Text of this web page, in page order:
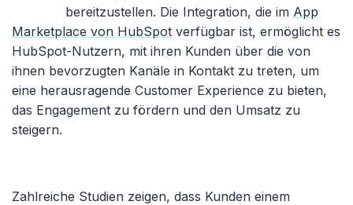
bereitzustellen. Die Integration, die im App
Marketplace von HubSpot verfügbar ist, ermöglicht es
HubSpot-Nutzern, mit ihren Kunden über die von
ihnen bevorzugten Kanäle in Kontakt zu treten, um
eine herausragende Customer Experience zu bieten,
das Engagement zu fördern und den Umsatz zu
steigern.
Zahlreiche Studien zeigen, dass Kunden einem